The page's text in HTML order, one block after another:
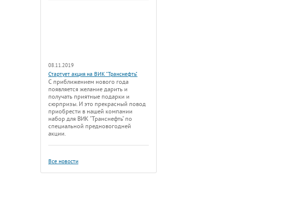
08.11.2019
Стартует акция на ВИК "Транснефть"
С приближением нового года
появляется желание дарить и
получать приятные подарки и
сюрпризы. И это прекрасный повод
приобрести в нашей компании
набор для ВИК "Транснефть" по
специальной предновогодней
акции.
Все новости